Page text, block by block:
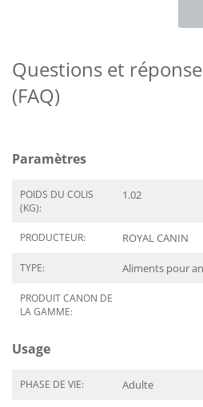
Questions et
(FAQ)
Paramètres
POIDS DU COLIS
(KG):
1.02
PRODUCTEUR: ROYAL CANIN
TYPE: Aliments pour
PRODUIT CANON DE
LA GAMME:
Usage
PHASE DE VIE: Adulte